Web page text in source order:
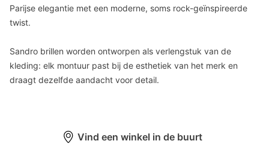
Parijse elegantie met een moderne, soms rock-geïnspireerde
twist.
Sandro brillen worden ontworpen als verlengstuk van de
kleding: elk montuur past bij de esthetiek van het merk en
draagt dezelfde aandacht voor detail.
Vind een winkel in de buurt